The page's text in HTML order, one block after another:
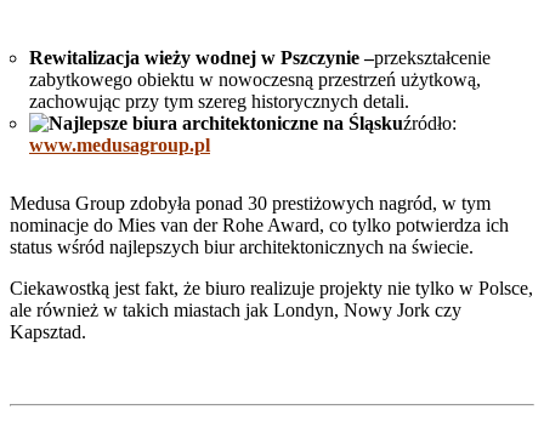
Rewitalizacja wieży wodnej w Pszczynie –przekształcenie
zabytkowego obiektu w nowoczesną przestrzeń użytkową,
zachowując przy tym szereg historycznych detali.
źródło:
www.medusagroup.pl
Medusa Group zdobyła ponad 30 prestiżowych nagród, w tym
nominacje do Mies van der Rohe Award, co tylko potwierdza ich
status wśród najlepszych biur architektonicznych na świecie.
Ciekawostką jest fakt, że biuro realizuje projekty nie tylko w Polsce,
ale również w takich miastach jak Londyn, Nowy Jork czy
Kapsztad.